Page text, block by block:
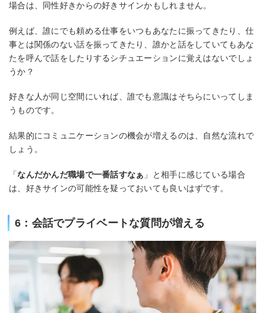
場合は、同性好きからの好きサインかもしれません。
例えば、誰にでも頼める仕事をいつもあなたに振ってきたり、仕
事とは関係のない話を振ってきたり、誰かと話をしていてもあな
たを呼んで話をしたりするシチュエーションに覚えはないでしょ
うか？
好きな人が同じ空間にいれば、誰でも意識はそちらにいってしま
うものです。
結果的にコミュニケーションの機会が増えるのは、自然な流れで
しょう。
「なんだかんだ職場で一番話すなぁ 」と相手に感じている場合
は、好きサインの可能性を疑っておいても良いはずです。
6：会話でプライベートな質問が増える